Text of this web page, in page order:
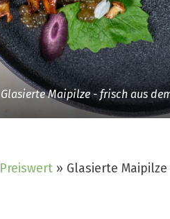
Glasierte Maipilze - frisch aus
Preiswert » Glasierte